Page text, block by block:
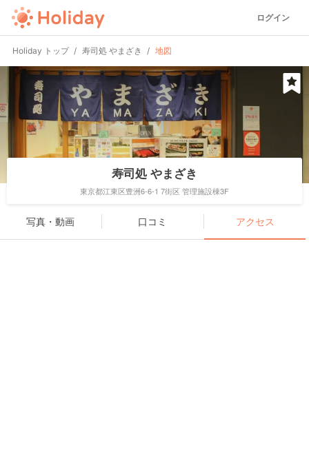
ログイン
Holiday トップ 寿司処 やまざき 地図
寿司処 やまざき
東京都江東区豊洲6-6-1 7街区 管理施設棟3F
写真・動画 口コミ アクセス